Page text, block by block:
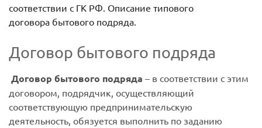
соответствии с ГК РФ. Описание типового
договора бытового подряда.
Договор бытового подряда
Договор бытового подряда – в соответствии с этим
договором, подрядчик, осуществляющий
соответствующую предпринимательскую
деятельность, обязуется выполнить по заданию